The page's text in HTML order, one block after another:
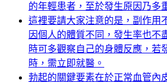
的年輕患者，至於發生原因乃多
這裡要請大家注意的是，副作用
因個人的體質不同，發生率也不
時可多觀察自己的身體反應，若
時，需立即就醫。
勃起的關鍵要素在於正常血管內